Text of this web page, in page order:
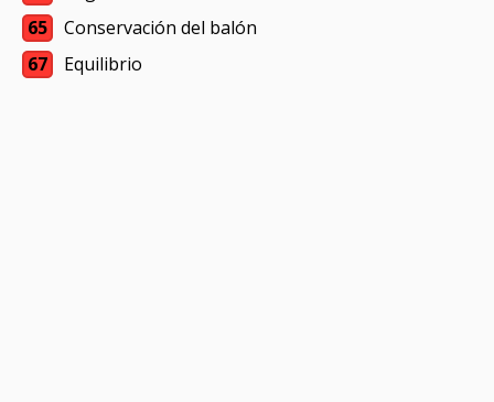
65
Conservación del balón
67
Equilibrio